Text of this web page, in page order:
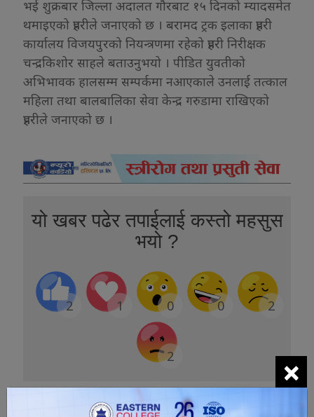
भई शुक्रबार जिल्ला अदालत गौरबाट १५ दिनको म्यादसमेत
थमाइएको प्रहरीले जनाएको छ । बरामद ट्रक इलाका प्रहरी
कार्यालय विजयपुरको नियन्त्रणमा रहेको प्रहरी निरीक्षक
चन्द्रकिशोर साहले बताउनुभयो । पीडित युवतीको
अभिभावक हालसम्म सम्पर्कमा नआएकाले उनलाई तत्काल
महिला तथा बालबालिका सेवा केन्द्र गरुडामा राखिएको
प्रहरीले जनाएको छ ।
यो खबर पढेर तपाईलाई कस्तो महसुस
भयो ?
2 1 0 0 2
2 ×